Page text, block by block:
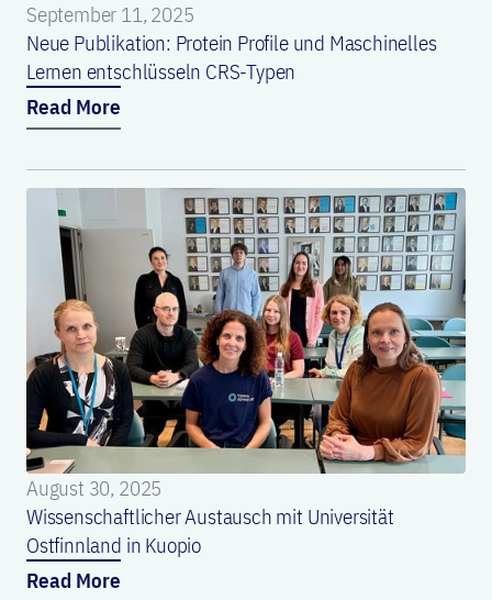
September 11, 2025
Neue Publikation: Protein Profile und Maschinelles
Lernen entschlüsseln CRS-Typen
Read More
August 30, 2025
Wissenschaftlicher Austausch mit Universität
Ostfinnland in Kuopio
Read More